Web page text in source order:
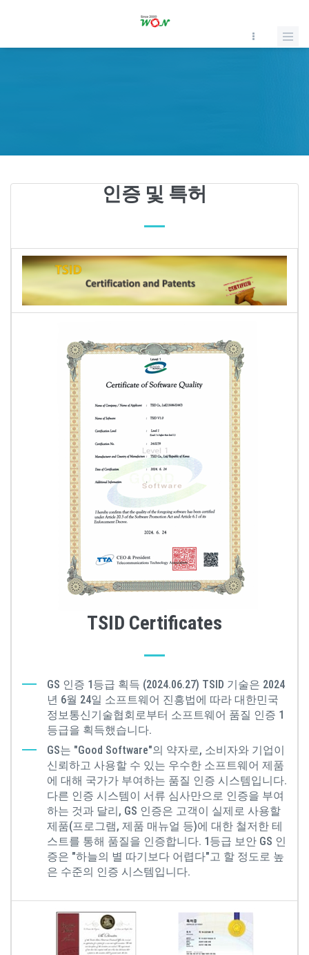
인증 및 특허
TSID Certificates
GS 인증 1등급 획득 (2024.06.27) TSID 기술은 2024
년 6월 24일 소프트웨어 진흥법에 따라 대한민국
정보통신기술협회로부터 소프트웨어 품질 인증 1
등급을 획득했습니다.
GS는 "Good Software"의 약자로, 소비자와 기업이
신뢰하고 사용할 수 있는 우수한 소프트웨어 제품
에 대해 국가가 부여하는 품질 인증 시스템입니다.
다른 인증 시스템이 서류 심사만으로 인증을 부여
하는 것과 달리, GS 인증은 고객이 실제로 사용할
제품(프로그램, 제품 매뉴얼 등)에 대한 철저한 테
스트를 통해 품질을 인증합니다. 1등급 보안 GS 인
증은 "하늘의 별 따기보다 어렵다"고 할 정도로 높
은 수준의 인증 시스템입니다.